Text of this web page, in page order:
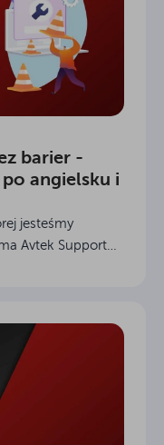
barier -
angielsku i
jesteśmy
Avtek Support